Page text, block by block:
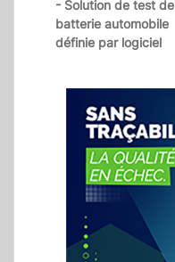
- Solution de test de
batterie automobile
définie par logiciel